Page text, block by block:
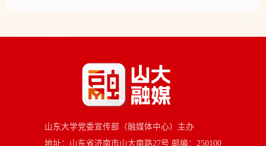
山东大学党委宣传部（融媒体中心）主办
地址：山东省济南市山大南路27号 邮编：250100